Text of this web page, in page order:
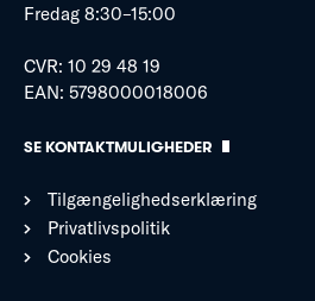
Fredag 8:30–15:00
CVR: 10 29 48 19
EAN: 5798000018006
SE KONTAKTMULIGHEDER
Tilgængelighedserklæring
Privatlivspolitik
Cookies